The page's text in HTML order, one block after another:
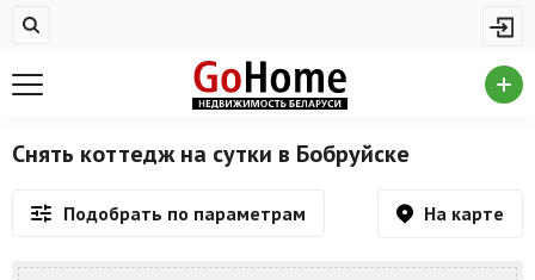
Недвижимость в Бобруйске
На сутки
Снять коттедж на сутки в Бобруйске
Подобрать по параметрам На карте